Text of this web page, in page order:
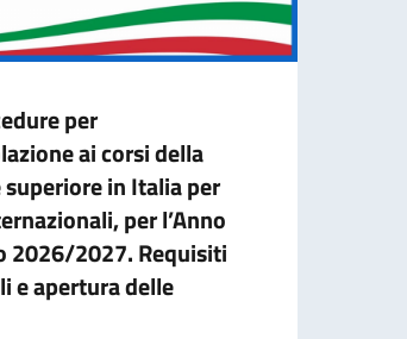
per
ai corsi della
in Italia per
per l’Anno
2026/2027. Requisiti
e apertura delle